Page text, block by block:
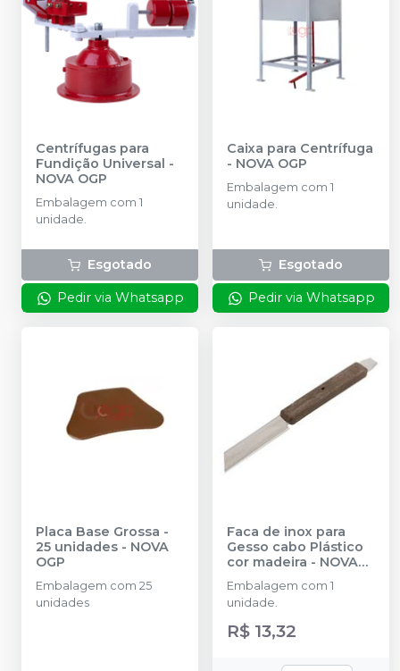
Centrífugas para
Fundição Universal -
NOVA OGP
Embalagem com 1
unidade.
Esgotado
Pedir via Whatsapp
Caixa para Centrífuga
- NOVA OGP
Embalagem com 1
unidade.
Esgotado
Pedir via Whatsapp
Placa Base Grossa -
25 unidades - NOVA
OGP
Embalagem com 25
unidades
Faca de inox para
Gesso cabo Plástico
cor madeira - NOVA
OGP
Embalagem com 1
unidade.
R$ 13,32